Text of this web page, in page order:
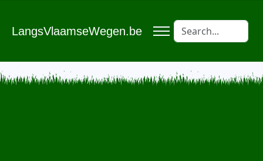
LangsVlaamseWegen.be